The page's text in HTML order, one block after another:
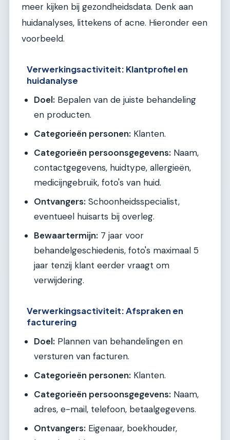
meer kijken bij gezondheidsdata. Denk aan
huidanalyses, littekens of acne. Hieronder een
voorbeeld.
Verwerkingsactiviteit: Klantprofiel en
huidanalyse
Doel: Bepalen van de juiste behandeling
en producten.
Categorieën personen: Klanten.
Categorieën persoonsgegevens: Naam,
contactgegevens, huidtype, allergieën,
medicijngebruik, foto's van huid.
Ontvangers: Schoonheidsspecialist,
eventueel huisarts bij overleg.
Bewaartermijn: 7 jaar voor
behandelgeschiedenis, foto's maximaal 5
jaar tenzij klant eerder vraagt om
verwijdering.
Verwerkingsactiviteit: Afspraken en
facturering
Doel: Plannen van behandelingen en
versturen van facturen.
Categorieën personen: Klanten.
Categorieën persoonsgegevens: Naam,
adres, e-mail, telefoon, betaalgegevens.
Ontvangers: Eigenaar, boekhouder,